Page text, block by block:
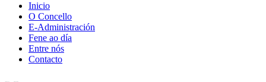
Inicio
O Concello
E-Administración
Fene ao día
Entre nós
Contacto